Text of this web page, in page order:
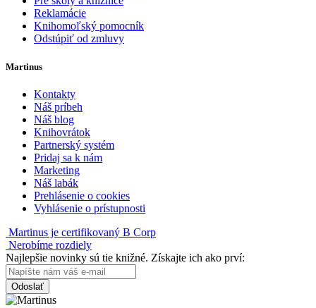
Reklamácie
Knihomoľský pomocník
Odstúpiť od zmluvy
Martinus
Kontakty
Náš príbeh
Náš blog
Knihovrátok
Partnerský systém
Pridaj sa k nám
Marketing
Náš labák
Prehlásenie o cookies
Vyhlásenie o prístupnosti
Martinus je certifikovaný B Corp
Nerobíme rozdiely
Najlepšie novinky sú tie knižné. Získajte ich ako prví:
Odoslať